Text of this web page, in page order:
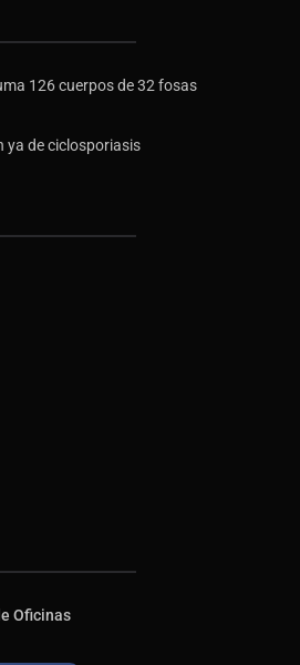
126 cuerpos de 32 fosas
ya de ciclosporiasis
Oficinas